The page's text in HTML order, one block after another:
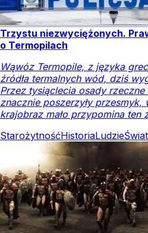
Trzystu niezwyciężonych.
o Termopilach
Wąwóz Termopile, z języka
źródła termalnych wód, dziś
Przez tysiąclecia osady
znacznie poszerzyły przesmyk,
krajobraz mało przypomina ten
StarożytnośćHistoriaLudzieŚwiat